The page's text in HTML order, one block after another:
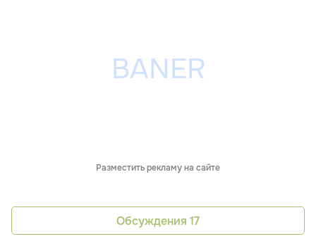
Разместить рекламу на сайте
Обсуждения 17